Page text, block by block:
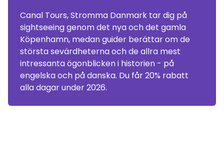
Canal Tours, Stromma Danmark tar dig på
sightseeing genom det nya och det gamla
Köpenhamn, medan guider berättar om de
största sevärdheterna och de allra mest
intressanta ögonblicken i historien - på
engelska och på danska. Du får 20% rabatt
alla dagar under 2026.